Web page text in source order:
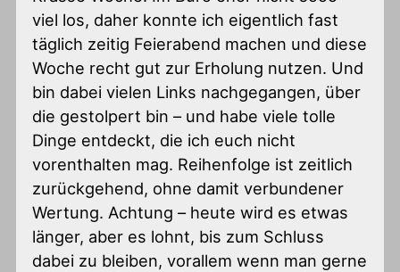
viel los, daher konnte ich eigentlich fast
täglich zeitig Feierabend machen und diese
Woche recht gut zur Erholung nutzen. Und
bin dabei vielen Links nachgegangen, über
die gestolpert bin – und habe viele tolle
Dinge entdeckt, die ich euch nicht
vorenthalten mag. Reihenfolge ist zeitlich
zurückgehend, ohne damit verbundener
Wertung. Achtung – heute wird es etwas
länger, aber es lohnt, bis zum Schluss
dabei zu bleiben, vorallem wenn man gerne